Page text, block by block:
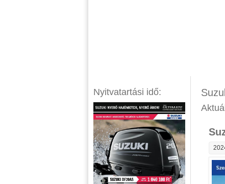
Nyitvatartási idő: